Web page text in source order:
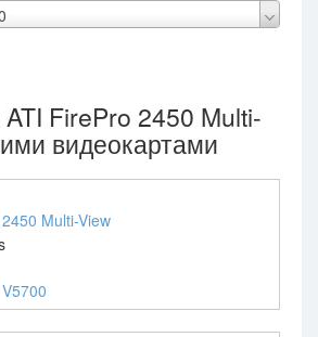
FirePro 2450 Multi-
видеокартами
Multi-View